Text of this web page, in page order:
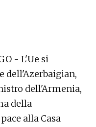
- L'Ue si
dell'Azerbaigian,
dell'Armenia,
della
alla Casa